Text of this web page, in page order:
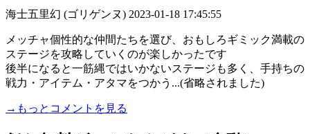
海士五里幻 (ゴリゲンヌ) 2023-01-18 17:45:55
メッチャ個性的な仲間たちを選び、おもしろギミック満載の
ステージを攻略していくのが楽しかったです
後半になると一筋縄ではいかないステージも多く、手持ちの
戦力・アイテム・アタマをつかう...(省略されました)
→もっとコメントを見る